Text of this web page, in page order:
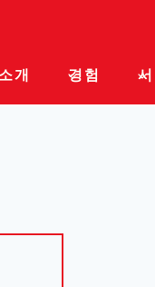
소개 경험